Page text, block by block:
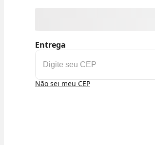
Entrega
Não sei meu CEP